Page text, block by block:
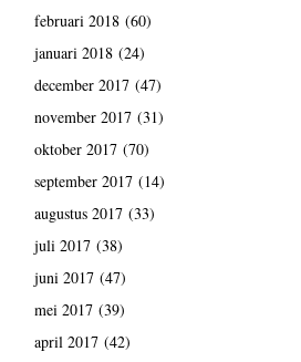
februari 2018(60)
januari 2018(24)
december 2017(47)
november 2017(31)
oktober 2017(70)
september 2017(14)
augustus 2017(33)
juli 2017(38)
juni 2017(47)
mei 2017(39)
april 2017(42)